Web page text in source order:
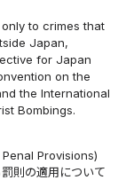
to crimes that
Japan,
for Japan
on the
the International
Bombings.
Provisions)
則の適用について